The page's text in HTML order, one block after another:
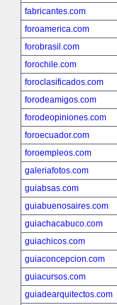
fabricantes.com
foroamerica.com
forobrasil.com
forochile.com
foroclasificados.com
forodeamigos.com
forodeopiniones.com
foroecuador.com
foroempleos.com
galeriafotos.com
guiabsas.com
guiabuenosaires.com
guiachacabuco.com
guiachicos.com
guiaconcepcion.com
guiacursos.com
guiadearquitectos.com